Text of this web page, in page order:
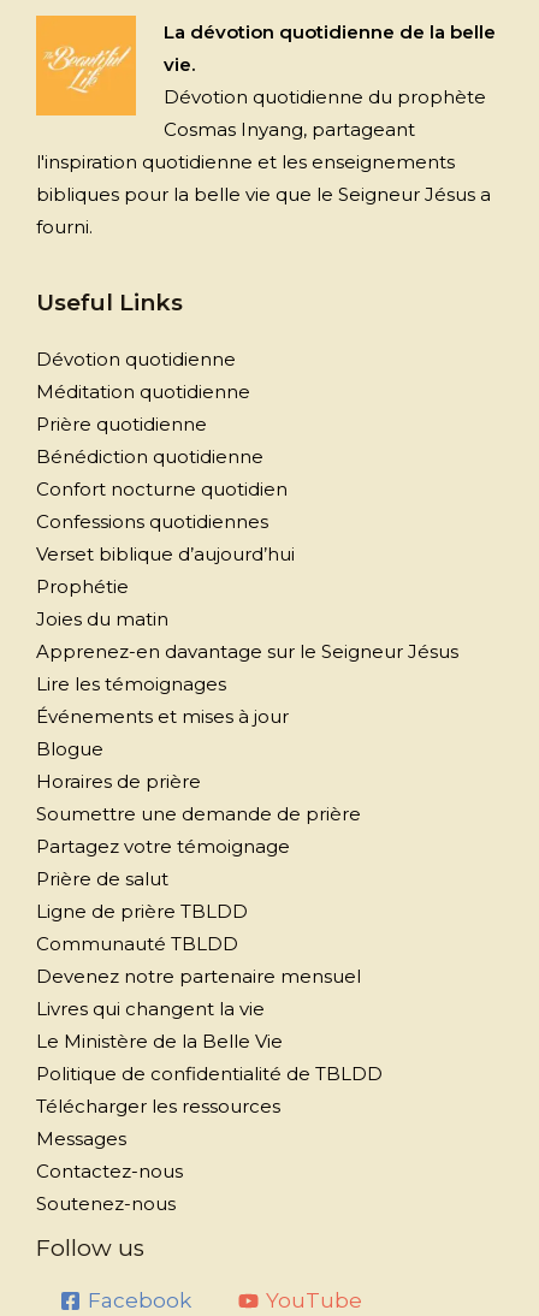
La dévotion quotidienne de la belle
vie.
Dévotion quotidienne du prophète
Cosmas Inyang, partageant
l'inspiration quotidienne et les enseignements
bibliques pour la belle vie que le Seigneur Jésus a
fourni.
Useful Links
Dévotion quotidienne
Méditation quotidienne
Prière quotidienne
Bénédiction quotidienne
Confort nocturne quotidien
Confessions quotidiennes
Verset biblique d’aujourd’hui
Prophétie
Joies du matin
Apprenez-en davantage sur le Seigneur Jésus
Lire les témoignages
Événements et mises à jour
Blogue
Horaires de prière
Soumettre une demande de prière
Partagez votre témoignage
Prière de salut
Ligne de prière TBLDD
Communauté TBLDD
Devenez notre partenaire mensuel
Livres qui changent la vie
Le Ministère de la Belle Vie
Politique de confidentialité de TBLDD
Télécharger les ressources
Messages
Contactez-nous
Soutenez-nous
Follow us
Facebook YouTube